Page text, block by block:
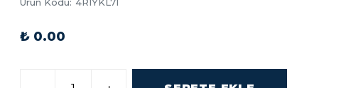
Ürün Kodu: 4R1YKL71
₺ 0.00